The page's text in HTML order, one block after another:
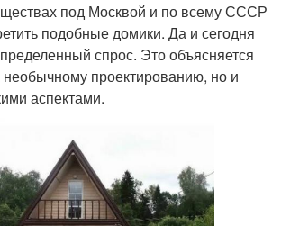
под Москвой и по всему СССР
подобные домики. Да и сегодня
спрос. Это объясняется
необычному проектированию, но и
аспектами.